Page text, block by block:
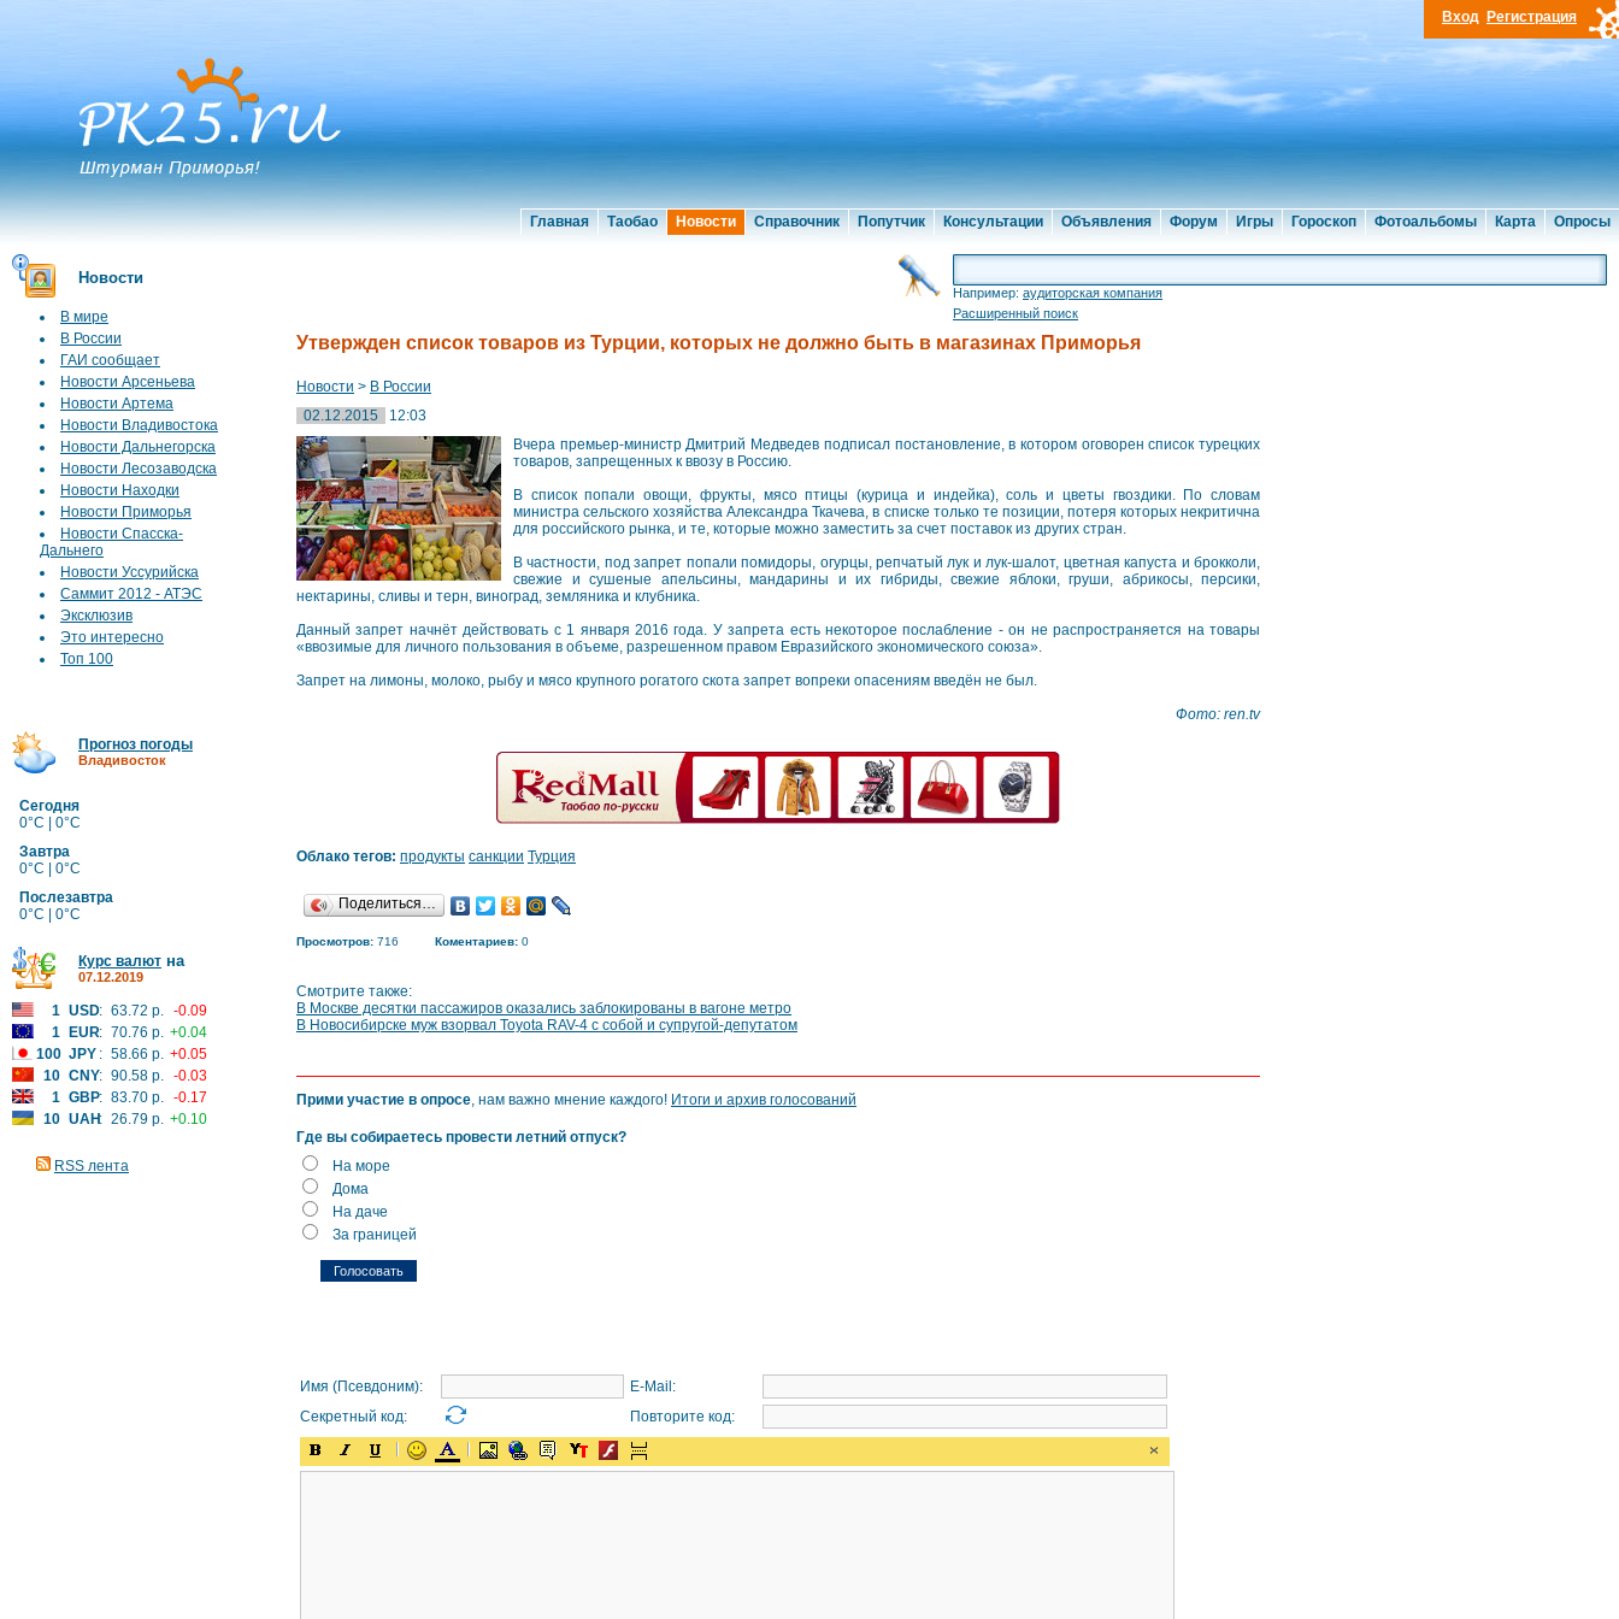
Главная Таобао Новости Справочник Попутчик Консультации Объявления Форум Игры Гороскоп Фотоальбомы Карта Опросы
Вход Регистрация
Новости
В мире
В России
ГАИ сообщает
Новости Арсеньева
Новости Артема
Новости Владивостока
Новости Дальнегорска
Новости Лесозаводска
Новости Находки
Новости Приморья
Новости Спасска-
Дальнего
Новости Уссурийска
Саммит 2012 - АТЭС
Эксклюзив
Это интересно
Топ 100
Прогноз погоды
Владивосток
Сегодня
0°C | 0°C
Завтра
0°C | 0°C
Послезавтра
0°C | 0°C
Курс валют на
07.12.2019
1 USD: 63.72 р. -0.09
1
EUR: 70.76 р. +0.04
100 JPY : 58.66 р. +0.05
10 CNY: 90.58 р. -0.03
1 GBP: 83.70 р. -0.17
10 UAH: 26.79 р. +0.10
RSS лента
Например: аудиторская компания
Расширенный поиск
Утвержден список товаров из Турции, которых не должно быть в магазинах Приморья
Новости > В России
02.12.2015
12:03
Вчера премьер-министр Дмитрий Медведев подписал постановление, в котором оговорен список турецких
товаров, запрещенных к ввозу в Россию.
В список попали овощи, фрукты, мясо птицы (курица и индейка), соль и цветы гвоздики. По словам
министра сельского хозяйства Александра Ткачева, в списке только те позиции, потеря которых некритична
для российского рынка, и те, которые можно заместить за счет поставок из других стран.
В частности, под запрет попали помидоры, огурцы, репчатый лук и лук-шалот, цветная капуста и брокколи,
свежие и сушеные апельсины, мандарины и их гибриды, свежие яблоки, груши, абрикосы, персики,
нектарины, сливы и терн, виноград, земляника и клубника.
Данный запрет начнёт действовать с 1 января 2016 года. У запрета есть некоторое послабление - он не распространяется на товары
«ввозимые для личного пользования в объеме, разрешенном правом Евразийского экономического союза».
Запрет на лимоны, молоко, рыбу и мясо крупного рогатого скота запрет вопреки опасениям введён не был.
Фото: ren.tv
Облако тегов: продукты санкции Турция
Поделиться…
Просмотров: 716 Коментариев: 0
Смотрите также:
В Москве десятки пассажиров оказались заблокированы в вагоне метро
В Новосибирске муж взорвал Toyota RAV-4 с собой и супругой-депутатом
Прими участие в опросе, нам важно мнение каждого! Итоги и архив голосований
Где вы собираетесь провести летний отпуск?
На море
Дома
На даче
За границей
Имя (Псевдоним):
E-Mail:
Секретный код:
Повторите код: